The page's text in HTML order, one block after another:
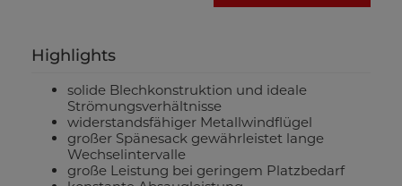
Highlights
solide Blechkonstruktion und ideale
Strömungsverhältnisse
widerstandsfähiger Metallwindflügel
großer Spänesack gewährleistet lange
Wechselintervalle
große Leistung bei geringem Platzbedarf